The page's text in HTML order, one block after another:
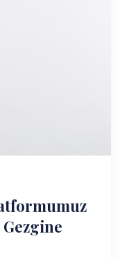
Gezgine